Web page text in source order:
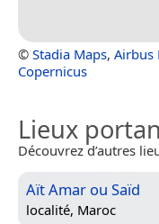
© Stadia Maps, Airbus
Copernicus
Lieux
Découvrez d’autres
Aït Amar ou Saïd
localité, Maroc